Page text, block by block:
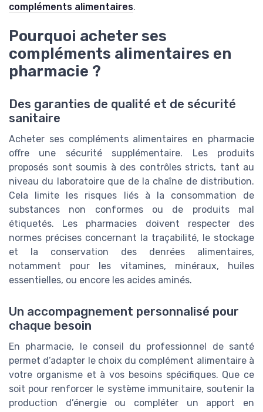
compléments alimentaires.
Pourquoi acheter ses
compléments alimentaires en
pharmacie ?
Des garanties de qualité et de sécurité
sanitaire
Acheter ses compléments alimentaires en pharmacie
offre une sécurité supplémentaire. Les produits
proposés sont soumis à des contrôles stricts, tant au
niveau du laboratoire que de la chaîne de distribution.
Cela limite les risques liés à la consommation de
substances non conformes ou de produits mal
étiquetés. Les pharmacies doivent respecter des
normes précises concernant la traçabilité, le stockage
et la conservation des denrées alimentaires,
notamment pour les vitamines, minéraux, huiles
essentielles, ou encore les acides aminés.
Un accompagnement personnalisé pour
chaque besoin
En pharmacie, le conseil du professionnel de santé
permet d’adapter le choix du complément alimentaire à
votre organisme et à vos besoins spécifiques. Que ce
soit pour renforcer le système immunitaire, soutenir la
production d’énergie ou compléter un apport en